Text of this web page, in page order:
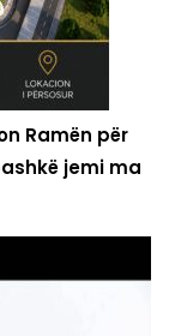
Ramën për
jemi ma